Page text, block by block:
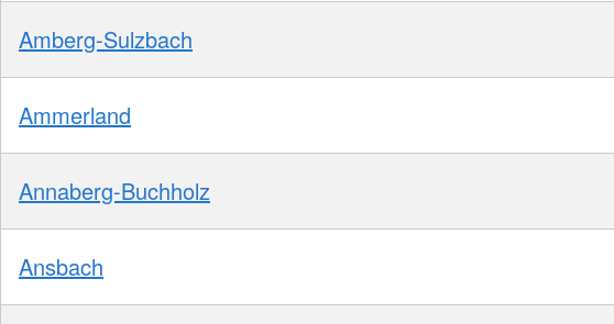
Amberg-Sulzbach
Ammerland
Annaberg-Buchholz
Ansbach